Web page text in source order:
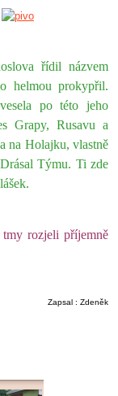
řídil názvem
helmou prokypřil.
po této jeho
Grapy, Rusavu a
na Holajku, vlastně
Týmu. Ti zde
rozjeli příjemně
Zapsal : Zdeněk